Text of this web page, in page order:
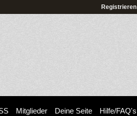
Registrieren
Mitglieder Deine Seite Hilfe/FAQ's